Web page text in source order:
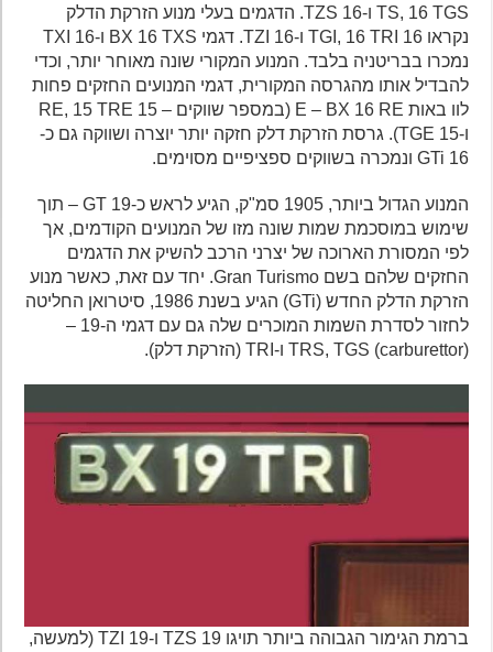
TS, 16 TGS ו-16 TZS. הדגמים בעלי מנוע הזרקת הדלק
נקראו 16 TGI, 16 TRI ו-16 TZI. דגמי BX 16 TXS ו-16 TXI
נמכרו בבריטניה בלבד. המנוע המקורי שונה מאוחר יותר, וכדי
להבדיל אותו מהגרסה המקורית, דגמי המנועים החזקים פחות
לוו באות E – BX 16 RE (במספר שווקים – 15 RE, 15 TRE
ו-15 TGE). גרסת הזרקת דלק חזקה יותר יוצרה ושווקה גם כ-
16 GTi ונמכרה בשווקים ספציפיים מסוימים.
המנוע הגדול ביותר, 1905 סמ"ק, הגיע לראש כ-19 GT – תוך
שימוש במוסכמת שמות שונה מזו של המנועים הקודמים, אך
לפי המסורת הארוכה של יצרני הרכב להשיק את הדגמים
החזקים שלהם בשם Gran Turismo. יחד עם זאת, כאשר מנוע
הזרקת הדלק החדש (GTi) הגיע בשנת 1986, סיטרואן החליטה
לחזור לסדרת השמות המוכרים שלה גם עם דגמי ה-19 –
ברמת הגימור הגבוהה ביותר תויגו 19 TZS ו-19 TZI (למעשה,